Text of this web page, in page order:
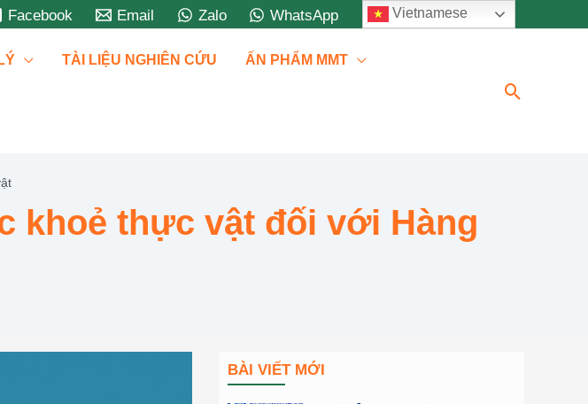
Facebook Email Zalo WhatsApp Vietnamese
TÀI LIỆU NGHIÊN CỨU ẤN PHẨM MMT
Tìm
khoẻ thực vật đối với Hàng
BÀI VIẾT MỚI